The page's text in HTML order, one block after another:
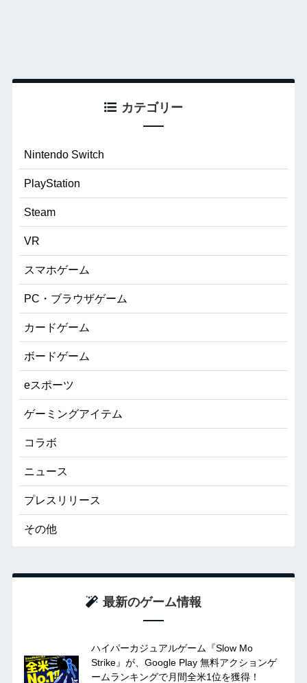
カテゴリー
Nintendo Switch
PlayStation
Steam
VR
スマホゲーム
PC・ブラウザゲーム
カードゲーム
ボードゲーム
eスポーツ
ゲーミングアイテム
コラボ
ニュース
プレスリリース
その他
最新のゲーム情報
ハイパーカジュアルゲーム『Slow Mo
Strike』が、Google Play 無料アクションゲ
ームランキングで月間全米1位を獲得！